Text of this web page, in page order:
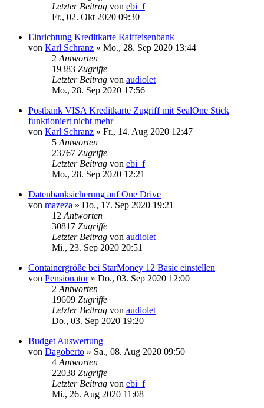
Letzter Beitrag von ebi_f
Fr., 02. Okt 2020 09:30
Einrichtung Kreditkarte Raiffeisenbank
von Karl Schranz » Mo., 28. Sep 2020 13:44
2 Antworten
19383 Zugriffe
Letzter Beitrag von audiolet
Mo., 28. Sep 2020 17:56
Postbank VISA Kreditkarte Zugriff mit SealOne Stick
funktioniert nicht mehr
von Karl Schranz » Fr., 14. Aug 2020 12:47
5 Antworten
23767 Zugriffe
Letzter Beitrag von ebi_f
Mo., 28. Sep 2020 12:21
Datenbanksicherung auf One Drive
von mazeza » Do., 17. Sep 2020 19:21
12 Antworten
30817 Zugriffe
Letzter Beitrag von audiolet
Mi., 23. Sep 2020 20:51
Containergröße bei StarMoney 12 Basic einstellen
von Pensionator» Do., 03. Sep 2020 12:00
2 Antworten
19609 Zugriffe
Letzter Beitrag von audiolet
Do., 03. Sep 2020 19:20
Budget Auswertung
von Dagoberto » Sa., 08. Aug 2020 09:50
4 Antworten
22038 Zugriffe
Letzter Beitrag von ebi_f
Mi., 26. Aug 2020 11:08